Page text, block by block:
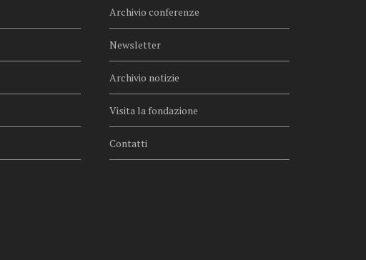
Archivio conferenze
Newsletter
Archivio notizie
Visita la fondazione
Contatti